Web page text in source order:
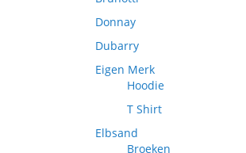
Donnay
Dubarry
Eigen Merk
Hoodie
T Shirt
Elbsand
Broeken